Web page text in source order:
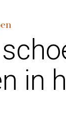
in